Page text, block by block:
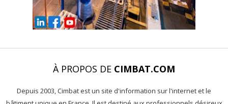
À PROPOS DE CIMBAT.COM
Depuis 2003, Cimbat est un site d'information sur l'internet et le